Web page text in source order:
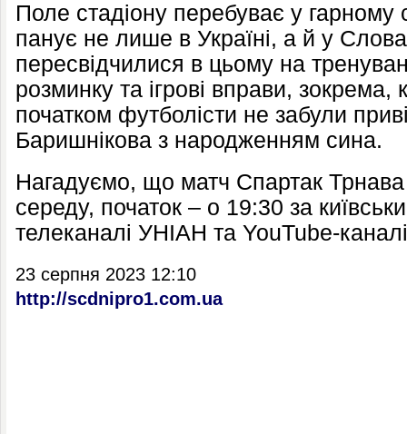
Поле стадіону перебуває у гарному
панує не лише в Україні, а й у
пересвідчилися в цьому на
розминку та ігрові вправи,
початком футболісти не забули
Баришнікова з народженням сина.
Нагадуємо, що матч Спартак Трнава
середу, початок – о 19:30 за
телеканалі УНІАН та YouTube-
23 серпня 2023 12:10
http://scdnipro1.com.ua